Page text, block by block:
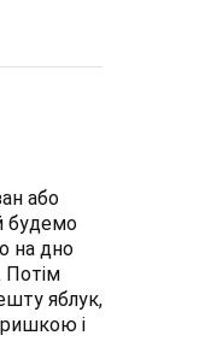
або
будемо
на дно
Потім
яблук,
і